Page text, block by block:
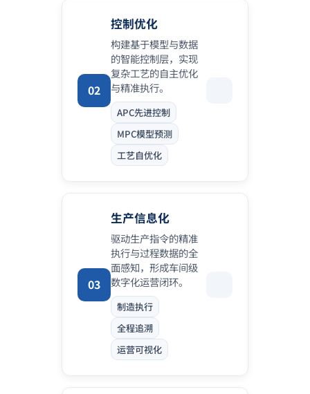
02
控制优化
构建基于模型与数据
的智能控制层，实现
复杂工艺的自主优化
与精准执行。
APC先进控制
MPC模型预测
工艺自优化
03
生产信息化
驱动生产指令的精准
执行与过程数据的全
面感知，形成车间级
数字化运营闭环。
制造执行
全程追溯
运营可视化